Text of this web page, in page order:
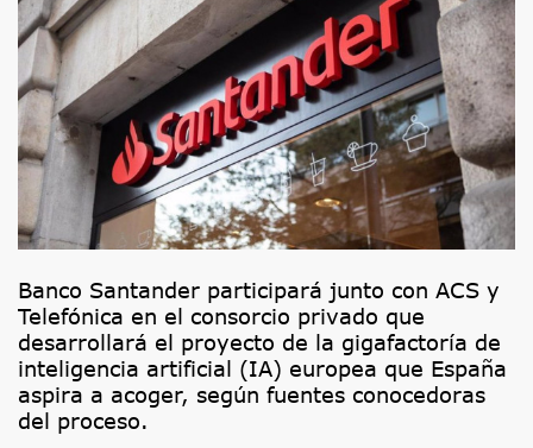
Banco Santander participará junto con ACS y
Telefónica en el consorcio privado que
desarrollará el proyecto de la gigafactoría de
inteligencia artificial (IA) europea que España
aspira a acoger, según fuentes conocedoras
del proceso.